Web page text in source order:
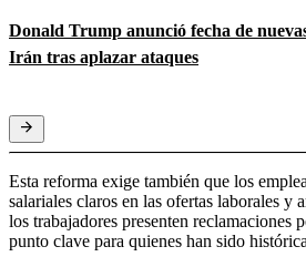
Donald Trump anunció fecha de
Irán tras aplazar ataques
Esta reforma exige también que los
salariales claros en las ofertas laborales y
los trabajadores presenten reclamaciones
punto clave para quienes han sido